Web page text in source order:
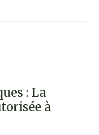
: La
à